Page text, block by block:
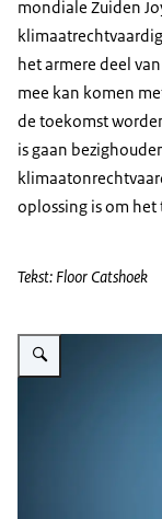
mondiale Zuiden
het armere deel
mee kan komen
de toekomst
is gaan
oplossing is om het
Tekst: Floor Catshoek
Vergroot afbeelding